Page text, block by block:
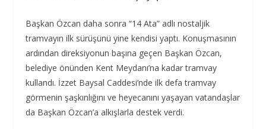
Başkan Özcan daha sonra “14 Ata” adlı nostaljik
tramvayın ilk sürüşünü yine kendisi yaptı. Konuşmasının
ardından direksiyonun başına geçen Başkan Özcan,
belediye önünden Kent Meydanı’na kadar tramvay
kullandı. İzzet Baysal Caddesi’nde ilk defa tramvay
görmenin şaşkınlığını ve heyecanını yaşayan vatandaşlar
da Başkan Özcan’a alkışlarla destek verdi.